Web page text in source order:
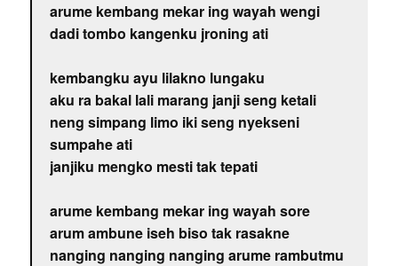
arume kembang mekar ing wayah wengi
dadi tombo kangenku jroning ati
kembangku ayu lilakno lungaku
aku ra bakal lali marang janji seng ketali
neng simpang limo iki seng nyekseni
sumpahe ati
janjiku mengko mesti tak tepati
arume kembang mekar ing wayah sore
arum ambune iseh biso tak rasakne
nanging nanging nanging arume rambutmu